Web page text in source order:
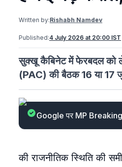
Written by:Rishabh Namdev
Published:4 July 2026 at 20:00 IST
सुक्खू कैबिनेट में फेरबदल को
(PAC) की बैठक 16 या 17
Google पर MP
की राजनीतिक स्थिति की